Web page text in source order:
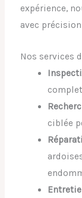
expérience,
avec
Nos services
ciblée